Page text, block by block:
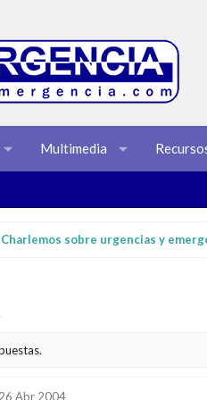
Multimedia
Charlemos sobre urgencias y
26 Abr 2004